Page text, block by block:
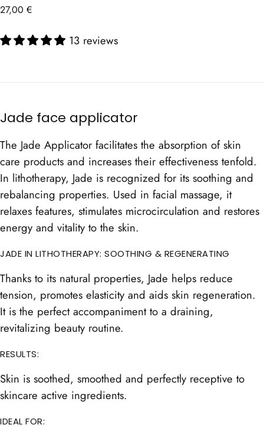
Regular
27,00 €
13 reviews
Jade face applicator
The Jade Applicator facilitates the absorption of skin
care products and increases their effectiveness tenfold.
In lithotherapy, Jade is recognized for its soothing and
rebalancing properties. Used in facial massage, it
relaxes features, stimulates microcirculation and restores
energy and vitality to the skin.
JADE IN LITHOTHERAPY: SOOTHING & REGENERATING
Thanks to its natural properties, Jade helps reduce
tension, promotes elasticity and aids skin regeneration.
It is the perfect accompaniment to a draining,
revitalizing beauty routine.
RESULTS:
Skin is soothed, smoothed and perfectly receptive to
skincare active ingredients.
IDEAL FOR: